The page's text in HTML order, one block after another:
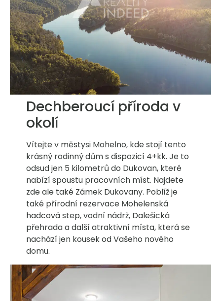
Dechberoucí příroda v
okolí
Vítejte v městysi Mohelno, kde stojí tento
krásný rodinný dům s dispozicí 4+kk. Je to
odsud jen 5 kilometrů do Dukovan, které
nabízí spoustu pracovních míst. Najdete
zde ale také Zámek Dukovany. Poblíž je
také přírodní rezervace Mohelenská
hadcová step, vodní nádrž, Dalešická
přehrada a další atraktivní místa, která se
nachází jen kousek od Vašeho nového
domu.